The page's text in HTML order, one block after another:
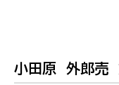
小田原 外郎売